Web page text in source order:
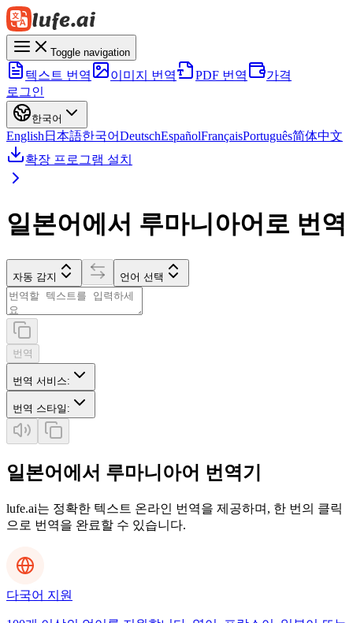
Toggle navigation
텍스트 번역 이미지 번역 PDF 번역
가격
로그인
한국어
English 日本語한국어DeutschEspañolFrançaisPortuguês简体中文
확장 프로그램 설치
일본어에서 루마니아어로 번역
자동 감지 언어 선택
번역
번역 서비스:
번역 스타일 :
일본어에서 루마니아어 번역기
lufe.ai는 정확한 텍스트 온라인 번역을 제공하며, 한 번의 클릭
으로 번역을 완료할 수 있습니다.
다국어 지원